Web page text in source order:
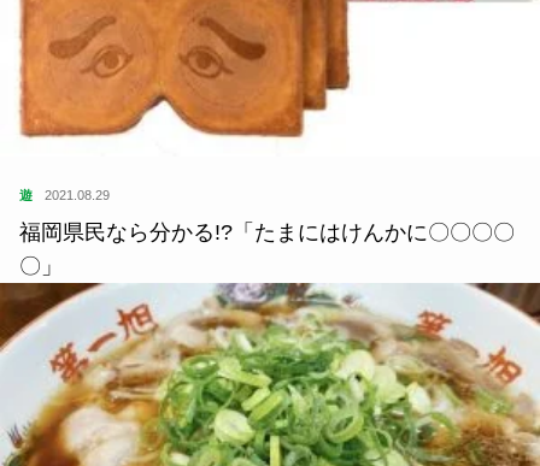
遊 2021.08.29
福岡県民なら分かる!?「たまにはけんかに〇〇〇〇
〇」